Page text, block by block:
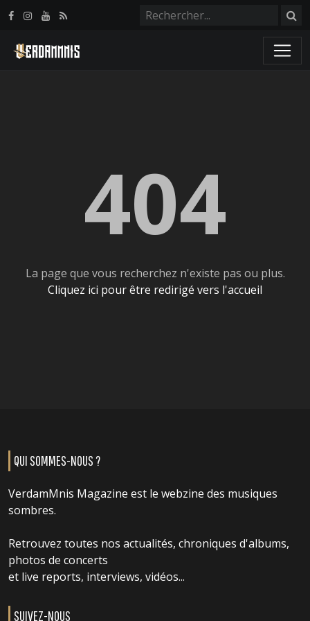
404
La page que vous recherchez n'existe pas ou plus.
Cliquez ici pour être redirigé vers l'accueil
QUI SOMMES-NOUS ?
VerdamMnis Magazine est le webzine des musiques
sombres.
Retrouvez toutes nos actualités, chroniques d'albums,
photos de concerts
et live reports, interviews, vidéos...
SUIVEZ-NOUS
Panneau de gestion des cookies